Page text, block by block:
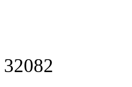
32082